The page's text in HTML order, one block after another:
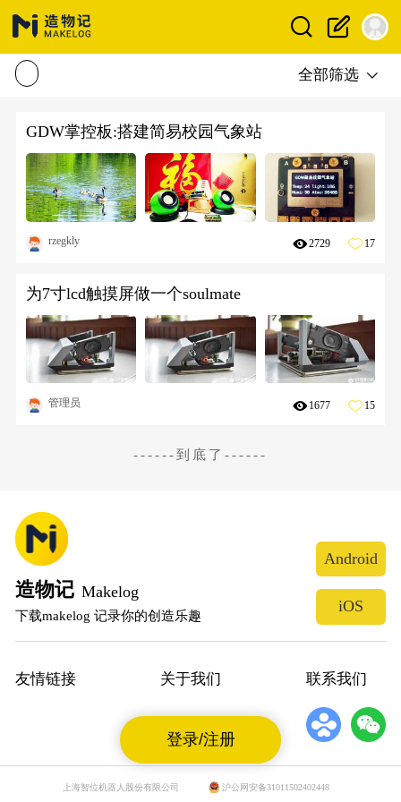
登录/注册
全部筛选
GDW掌控板:搭建简易校园气象站
rzegkly 2729 17
为7寸lcd触摸屏做一个soulmate
管理员 1677 15
------到底了------
造物记 Makelog
下载makelog 记录你的创造乐趣
Android
iOS
友情链接 关于我们 联系我们
上海智位机器人股份有限公司 沪公网安备31011502402448